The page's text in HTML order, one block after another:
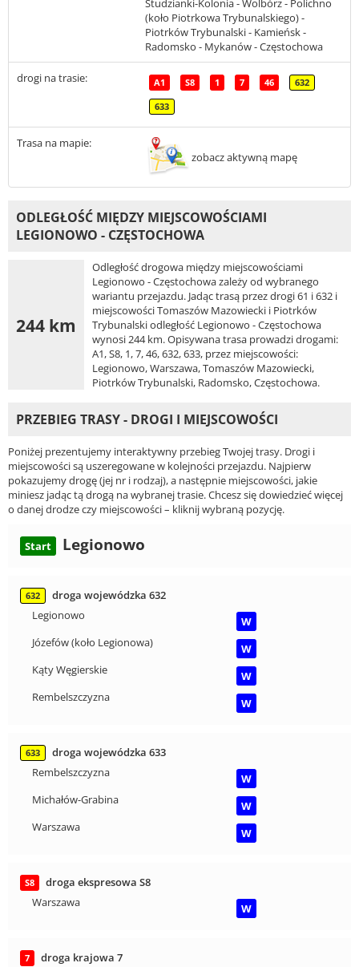
Studzianki-Kolonia - Wolbórz - Polichno
(koło Piotrkowa Trybunalskiego) -
Piotrków Trybunalski - Kamieńsk -
Radomsko - Mykanów - Częstochowa
drogi na trasie: A1 S8 1 7 46 632
633
Trasa na mapie:
zobacz aktywną mapę
ODLEGŁOŚĆ MIĘDZY MIEJSCOWOŚCIAMI
LEGIONOWO - CZĘSTOCHOWA
244 km
Odległość drogowa między miejscowościami
Legionowo - Częstochowa zależy od wybranego
wariantu przejazdu. Jadąc trasą przez drogi 61 i 632 i
miejscowości Tomaszów Mazowiecki i Piotrków
Trybunalski odległość Legionowo - Częstochowa
wynosi 244 km. Opisywana trasa prowadzi drogami:
A1, S8, 1, 7, 46, 632, 633, przez miejscowości:
Legionowo, Warszawa, Tomaszów Mazowiecki,
Piotrków Trybunalski, Radomsko, Częstochowa.
PRZEBIEG TRASY - DROGI I MIEJSCOWOŚCI
Poniżej prezentujemy interaktywny przebieg Twojej trasy. Drogi i
miejscowości są uszeregowane w kolejności przejazdu. Najpierw
pokazujemy drogę (jej nr i rodzaj), a następnie miejscowości, jakie
miniesz jadąc tą drogą na wybranej trasie. Chcesz się dowiedzieć więcej
o danej drodze czy miejscowości – kliknij wybraną pozycję.
Start Legionowo
632
droga wojewódzka 632
Legionowo
W
Józefów (koło Legionowa)
W
Kąty Węgierskie
W
Rembelszczyzna
W
633
droga wojewódzka 633
Rembelszczyzna
W
Michałów-Grabina
W
Warszawa
W
S8
droga ekspresowa S8
Warszawa
W
7 droga krajowa 7